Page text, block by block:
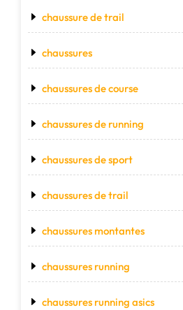
chaussure de trail
chaussures
chaussures de course
chaussures de running
chaussures de sport
chaussures de trail
chaussures montantes
chaussures running
chaussures running asics